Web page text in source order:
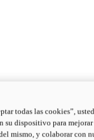
todas las cookies”,
su dispositivo para
mismo, y colaborar con